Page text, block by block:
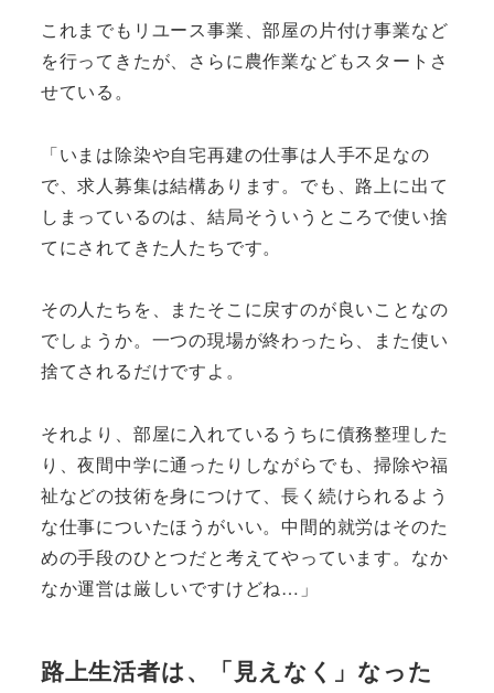
これまでもリユース事業、部屋の片付け事業など
を行ってきたが、さらに農作業などもスタートさ
せている。
「いまは除染や自宅再建の仕事は人手不足なの
で、求人募集は結構あります。でも、路上に出て
しまっているのは、結局そういうところで使い捨
てにされてきた人たちです。
その人たちを、またそこに戻すのが良いことなの
でしょうか。一つの現場が終わったら、また使い
捨てされるだけですよ。
それより、部屋に入れているうちに債務整理した
り、夜間中学に通ったりしながらでも、掃除や福
祉などの技術を身につけて、長く続けられるよう
な仕事についたほうがいい。中間的就労はそのた
めの手段のひとつだと考えてやっています。なか
なか運営は厳しいですけどね…」
路上生活者は、「見えなく」なった